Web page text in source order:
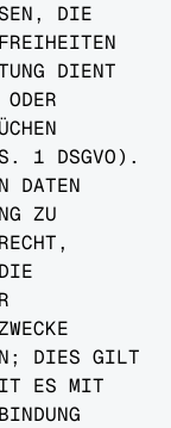
DIE
DIENT
1 DSGVO).
DATEN
ZU
DIES GILT
ES MIT